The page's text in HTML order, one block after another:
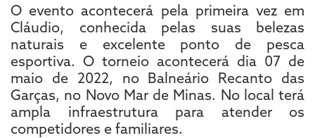
O evento acontecerá pela primeira vez em
Cláudio, conhecida pelas suas belezas
naturais e excelente ponto de pesca
esportiva. O torneio acontecerá dia 07 de
maio de 2022, no Balneário Recanto das
Garças, no Novo Mar de Minas. No local terá
ampla infraestrutura para atender os
competidores e familiares.